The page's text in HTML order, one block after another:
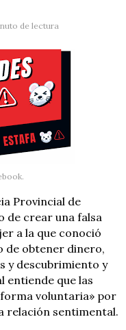
de lectura
Provincial de
de crear una falsa
a la que conoció
de obtener dinero,
y descubrimiento y
entiende que las
voluntaria» por
relación sentimental.